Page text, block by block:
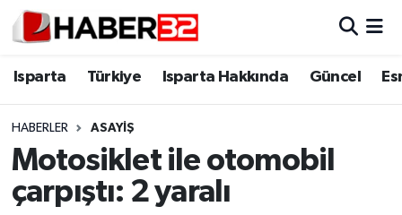
Isparta Türkiye Isparta Hakkında Güncel
HABERLER ASAYİŞ
Motosiklet ile otomobil
çarpıştı: 2 yaralı
Isparta
Esnaf Diyor ki;
ASAYİŞ
Isparta Nöbetçi Eczaneler
Isparta Trafik Yoğunluk Haritası
Süper Lig Puan Durumu ve Fikstür